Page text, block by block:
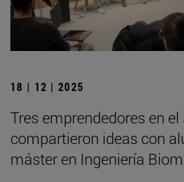
18 | 12 | 2025
Tres emprendedores en
compartieron ideas con
máster en Ingeniería